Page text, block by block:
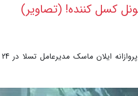
کسل کننده! (تصاویر)